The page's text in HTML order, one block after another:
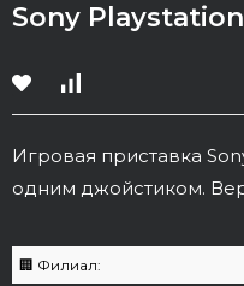
Sony
Игровая приставка
одним джойстиком.
🏢 Филиал: